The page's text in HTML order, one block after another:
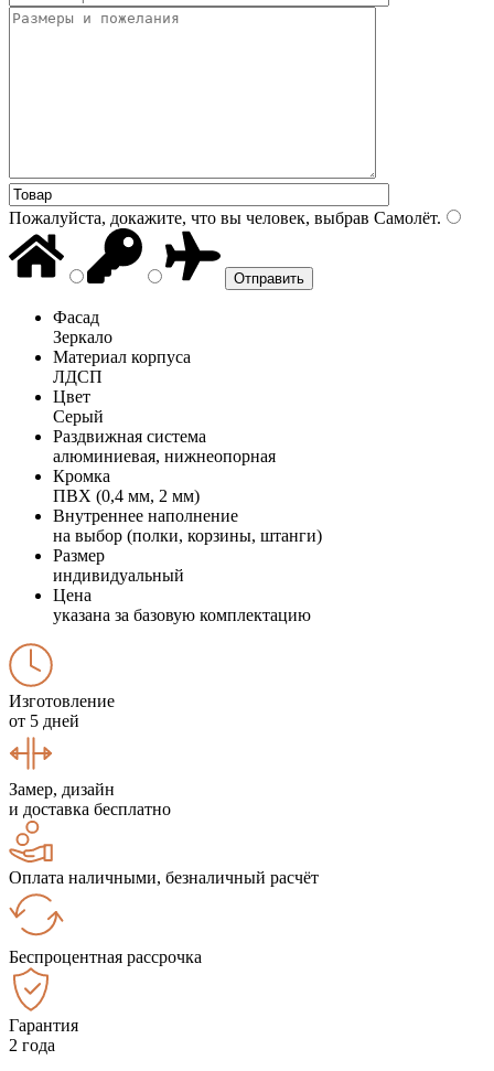
Пожалуйста, докажите, что вы человек, выбрав Самолёт.
Фасад
Зеркало
Материал корпуса
ЛДСП
Цвет
Серый
Раздвижная система
алюминиевая, нижнеопорная
Кромка
ПВХ (0,4 мм, 2 мм)
Внутреннее наполнение
на выбор (полки, корзины, штанги)
Размер
индивидуальный
Цена
указана за базовую комплектацию
Изготовление
от 5 дней
Замер, дизайн
и доставка бесплатно
Оплата наличными, безналичный расчёт
Беспроцентная рассрочка
Гарантия
2 года